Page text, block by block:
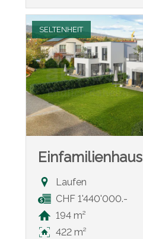
SELTENHEIT
Einfamilienhaus
Laufen
CHF 1'440'000.-
194 m²
422 m²